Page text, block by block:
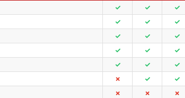
✓ ✓ ✓
✓ ✓ ✓
✓ ✓ ✓
✓ ✓ ✓
✓ ✓ ✓
✗ ✓ ✓
✗ ✗ ✗